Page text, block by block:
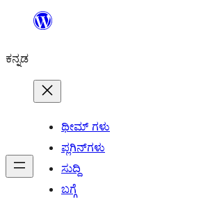
ವಿಷಯಕ್ಕೆ
ಕನ್ನಡ
ಥೀಮ್ ಗಳು
ಪ್ಲಗಿನ್‌ಗಳು
ಸುದ್ದಿ
ಬಗ್ಗೆ